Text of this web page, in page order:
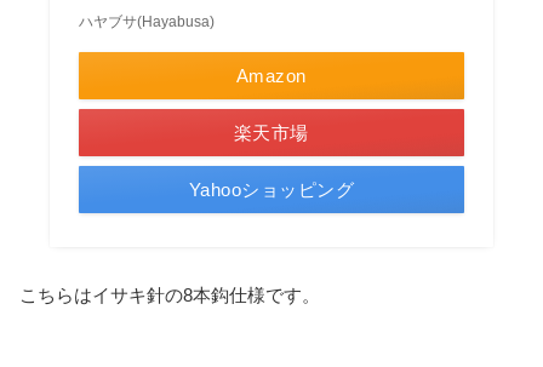
ハヤブサ(Hayabusa)
Amazon
楽天市場
Yahooショッピング
こちらはイサキ針の8本鈎仕様です。